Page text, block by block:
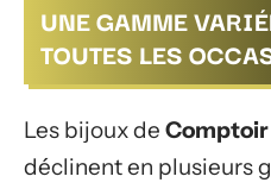
UNE GAMME
TOUTES LES
Les bijoux de
déclinent en plusieurs